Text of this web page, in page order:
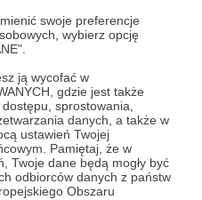
swoje preferencje
wybierz opcję
ją wycofać w
gdzie jest także
sprostowania,
danych, a także w
ustawień Twojej
Pamiętaj, że w
Twoje dane będą mogły być
odbiorców danych z państw
Obszaru
Blenderze!
imponująco i jednocześnie
w Blenderze! Stwórzmy